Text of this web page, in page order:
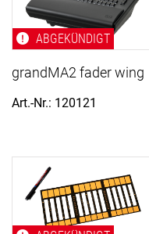
ABGEKÜNDIGT
grandMA2 fader wing
Art.-Nr.: 120121